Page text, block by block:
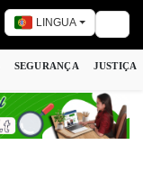
LINGUA
SEGURANÇA JUSTIÇA